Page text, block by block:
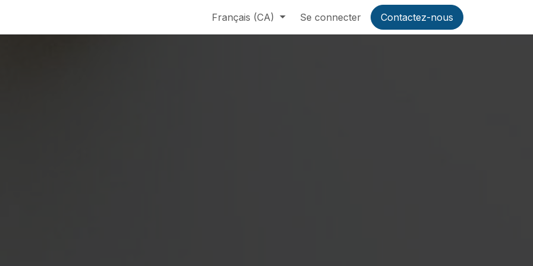
Français (CA) Se connecter Contactez-nous